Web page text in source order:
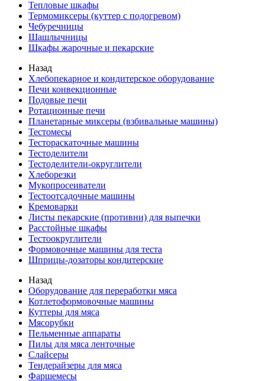
Тепловые шкафы
Термомиксеры (куттер с подогревом)
Чебуречницы
Шашлычницы
Шкафы жарочные и пекарские
Назад
Хлебопекарное и кондитерское оборудование
Печи конвекционные
Подовые печи
Ротационные печи
Планетарные миксеры (взбивальные машины)
Тестомесы
Тестораскаточные машины
Тестоделители
Тестоделители-округлители
Хлеборезки
Мукопросеиватели
Тестоотсадочные машины
Кремоварки
Листы пекарские (противни) для выпечки
Расстойные шкафы
Тестоокруглители
Формовочные машины для теста
Шприцы-дозаторы кондитерские
Назад
Оборудование для переработки мяса
Котлетоформовочные машины
Куттеры для мяса
Мясорубки
Пельменные аппараты
Пилы для мяса ленточные
Слайсеры
Тендерайзеры для мяса
Фаршемесы